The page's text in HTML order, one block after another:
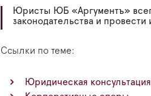
Юристы ЮБ «Аргументъ»
законодательства и
Ссылки по теме:
Юридическая консультация